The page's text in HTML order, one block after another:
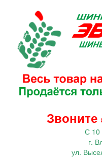
Звоните
С 10
г.
ул.